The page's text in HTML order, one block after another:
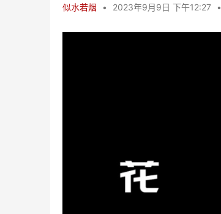
似水若烟 • 2023年9月9日 下午12:27 •